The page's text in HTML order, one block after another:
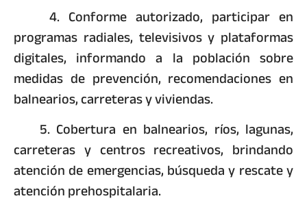
4. Conforme autorizado, participar en
programas radiales, televisivos y plataformas
digitales, informando a la población sobre
medidas de prevención, recomendaciones en
balnearios, carreteras y viviendas.
5. Cobertura en balnearios, ríos, lagunas,
carreteras y centros recreativos, brindando
atención de emergencias, búsqueda y rescate y
atención prehospitalaria.